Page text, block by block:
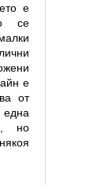
е
се
е
от
но